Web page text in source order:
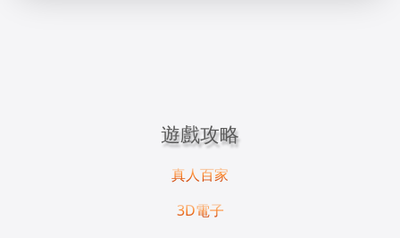
遊戲攻略
真人百家
3D電子